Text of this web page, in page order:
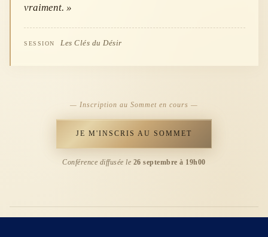
vraiment. »
SESSION Les Clés du Désir
— Inscription au Sommet en cours —
JE M'INSCRIS AU SOMMET
Conférence diffusée le 26 septembre à 19h00